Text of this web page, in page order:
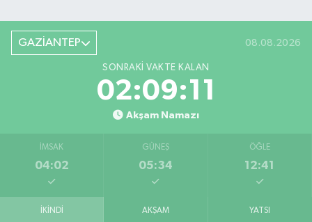
GAZİANTEP 08.08.2026
SONRAKI VAKTE KALAN
02:09:10
Akşam Namazı
İMSAK
04:02
GÜNEŞ
05:34
ÖĞLE
12:41
İKINDI AKŞAM YATSI